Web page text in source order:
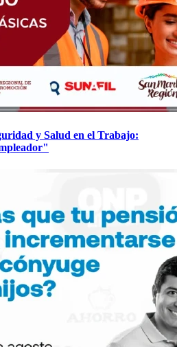
y Salud en el Trabajo: